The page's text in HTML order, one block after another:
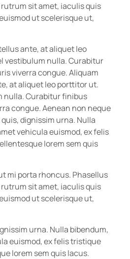
sit amet, iaculis quis
ut scelerisque ut,
ante, at aliquet leo
vestibulum nulla. Curabitur
viverra congue. Aliquam
at aliquet leo porttitor ut.
nulla. Curabitur finibus
congue. Aenean non neque
dignissim urna. Nulla
vehicula euismod, ex felis
lorem sem quis
mi porta rhoncus. Phasellus
sit amet, iaculis quis
ut scelerisque ut,
urna. Nulla bibendum,
euismod, ex felis tristique
lorem sem quis lacus.